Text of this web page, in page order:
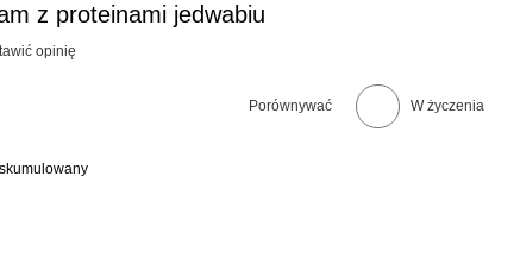
z proteinami jedwabiu
opinię
Porównywać W życzenia